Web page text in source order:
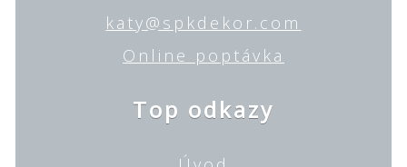
katy@spkdekor.com
Online poptávka
Top odkazy